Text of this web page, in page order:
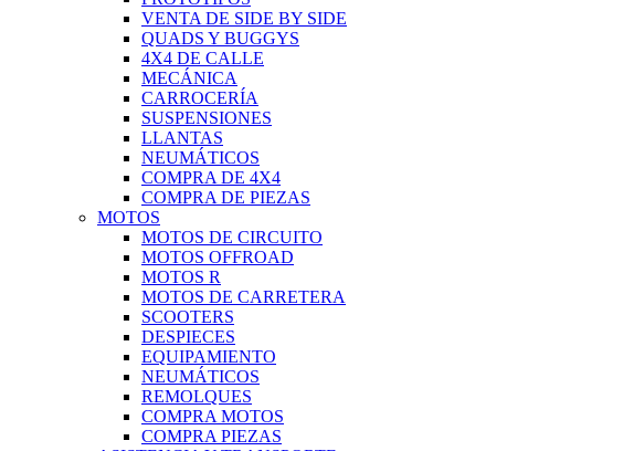
VENTA DE SIDE BY SIDE
QUADS Y BUGGYS
4X4 DE CALLE
MECÁNICA
CARROCERÍA
SUSPENSIONES
LLANTAS
NEUMÁTICOS
COMPRA DE 4X4
COMPRA DE PIEZAS
MOTOS
MOTOS DE CIRCUITO
MOTOS OFFROAD
MOTOS R
MOTOS DE CARRETERA
SCOOTERS
DESPIECES
EQUIPAMIENTO
NEUMÁTICOS
REMOLQUES
COMPRA MOTOS
COMPRA PIEZAS